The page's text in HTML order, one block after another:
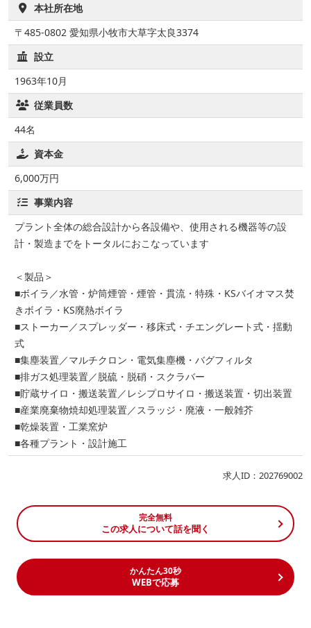
本社所在地
〒485-0802 愛知県小牧市大草字太良3374
設立
1963年10月
従業員数
44名
資本金
6,000万円
事業内容
プラント全体の総合設計から各設備や、使用される機器等の設
計・製造までをトータルにおこなっています
＜製品＞
■ボイラ／水管・炉筒煙管・煙管・貫流・特殊・KSバイオマス焚
きボイラ・KS廃熱ボイラ
■ストーカー／スプレッダー・移床式・チエングレート式・揺動
式
■集塵装置／マルチクロン・電気集塵機・バグフィルタ
■排ガス処理装置／脱硫・脱硝・スクラバー
■貯蔵サイロ・搬送装置／レシプロサイロ・搬送装置・切出装置
■産業廃棄物焼却処理装置／スラッジ・廃液・一般雑芥
■乾燥装置・工業窯炉
■各種プラント・設計施工
求人ID：202769002
完全無料
この求人について話を聞く
かんたん30秒
WEBで応募